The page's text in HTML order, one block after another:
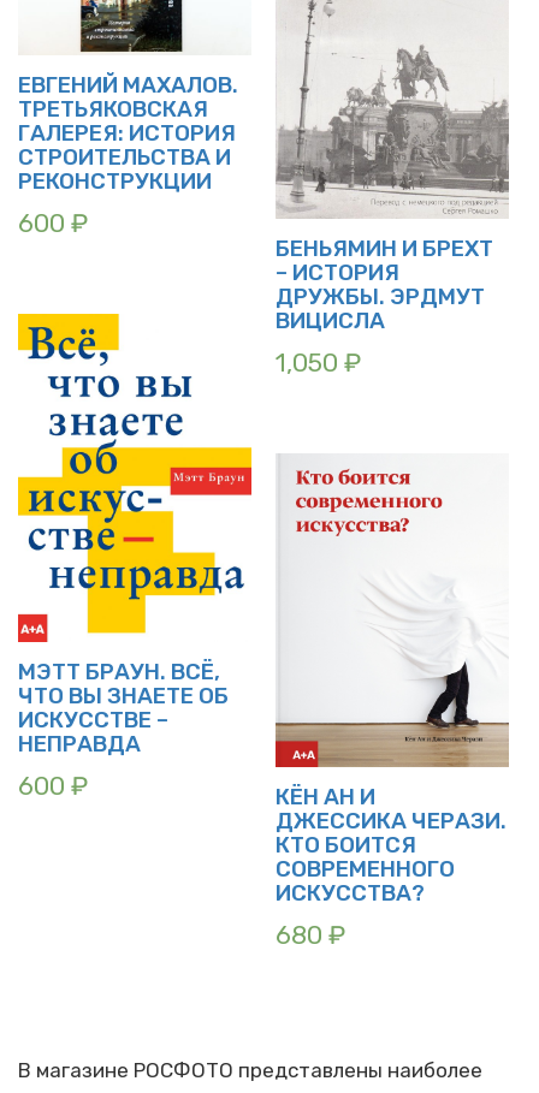
ЕВГЕНИЙ МАХАЛОВ.
ТРЕТЬЯКОВСКАЯ
ГАЛЕРЕЯ: ИСТОРИЯ
СТРОИТЕЛЬСТВА И
РЕКОНСТРУКЦИИ
600 ₽
БЕНЬЯМИН И БРЕХТ
– ИСТОРИЯ
ДРУЖБЫ. ЭРДМУТ
ВИЦИСЛА
1,050 ₽
МЭТТ БРАУН. ВСЁ,
ЧТО ВЫ ЗНАЕТЕ ОБ
ИСКУССТВЕ –
НЕПРАВДА
600 ₽
КЁН АН И
ДЖЕССИКА ЧЕРАЗИ.
КТО БОИТСЯ
СОВРЕМЕННОГО
ИСКУССТВА?
680 ₽
В магазине РОСФОТО представлены наиболее